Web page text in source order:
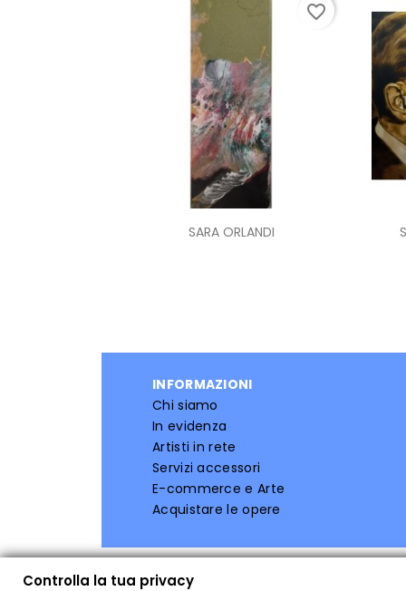
Anteprima
SARA ORLANDI
favorite_border
INFORMAZIONI
Chi siamo
In evidenza
Artisti in rete
Servizi accessori
E-commerce e Arte
Acquistare le opere
Controlla la tua privacy
Controlla la tua privacy